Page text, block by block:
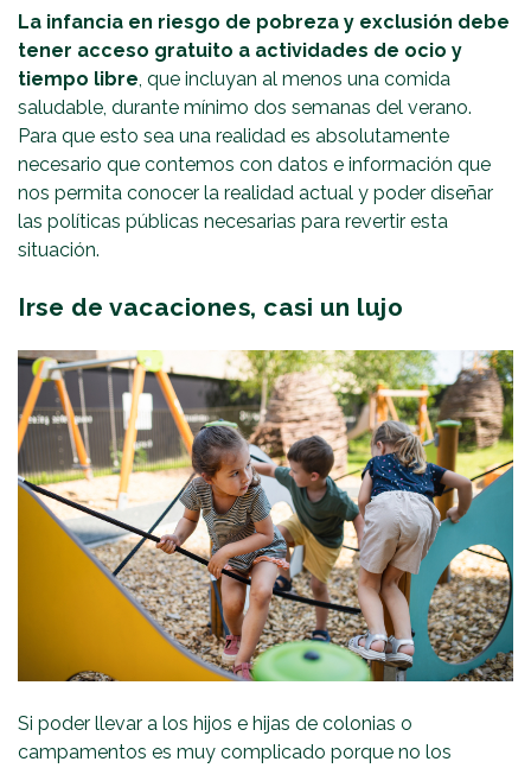
La infancia en riesgo de pobreza y exclusión debe
tener acceso gratuito a actividades de ocio y
tiempo libre, que incluyan al menos una comida
saludable, durante mínimo dos semanas del verano.
Para que esto sea una realidad es absolutamente
necesario que contemos con datos e información que
nos permita conocer la realidad actual y poder diseñar
las políticas públicas necesarias para revertir esta
situación.
Irse de vacaciones, casi un lujo
Si poder llevar a los hijos e hijas de colonias o
campamentos es muy complicado porque no los